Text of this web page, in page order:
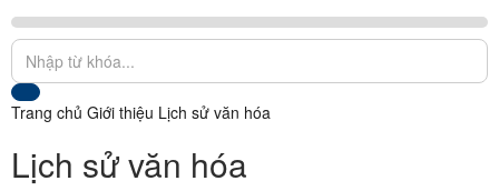
Trang chủ Giới thiệu Lịch sử văn hóa
Lịch sử văn hóa